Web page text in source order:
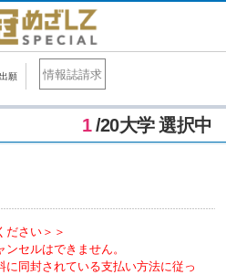
願 情報誌請求
1 /20大学 選択中
ださい＞＞
セルはできません。
に同封されている支払い方法に従っ